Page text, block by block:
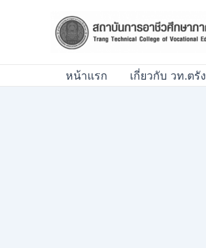
หน้าแรก เกี่ยวกับ วท.ตรัง